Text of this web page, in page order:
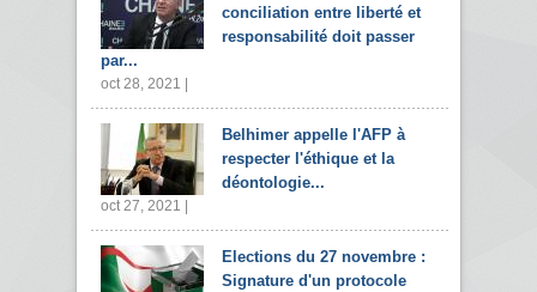
conciliation entre liberté et
responsabilité doit passer
par...
oct 28, 2021 |
Belhimer appelle l'AFP à
respecter l'éthique et la
déontologie...
oct 27, 2021 |
Elections du 27 novembre :
Signature d'un protocole